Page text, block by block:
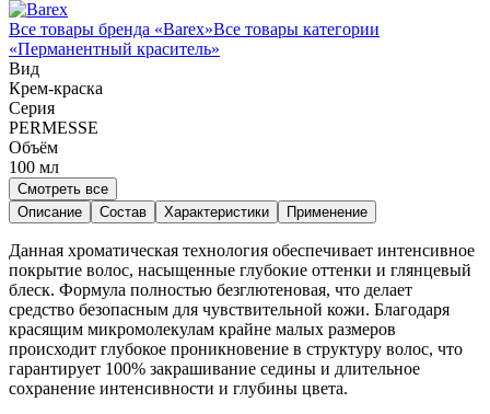
Все товары бренда «Barex»Все товары категории
«Перманентный краситель»
Вид
Крем-краска
Серия
PERMESSE
Объём
100 мл
Смотреть все
Описание
Состав Характеристики Применение
Данная хроматическая технология обеспечивает интенсивное
покрытие волос, насыщенные глубокие оттенки и глянцевый
блеск. Формула полностью безглютеновая, что делает
средство безопасным для чувствительной кожи. Благодаря
красящим микромолекулам крайне малых размеров
происходит глубокое проникновение в структуру волос, что
гарантирует 100% закрашивание седины и длительное
сохранение интенсивности и глубины цвета.